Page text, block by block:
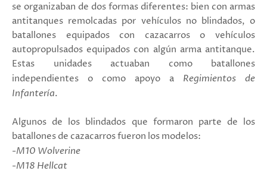
se organizaban de dos formasdiferentes: bien con armas
antitanques remolcadas por vehículos no blindados, o
batallones equipados con cazacarros o vehículos
autopropulsados equipados con algún arma antitanque.
Estas unidades actuaban como batallones
independientes o como apoyo a Regimientos de
Infantería.
Algunos de los blindados que formaron parte de los
batallones de cazacarros fueron los modelos:
-M10 Wolverine
-M18 Hellcat